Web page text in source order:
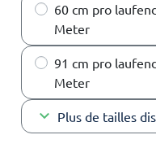
60 cm pro
Meter
91 cm pro
Meter
keyboard_arrow_down Plus de tailles